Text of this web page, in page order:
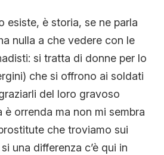
esiste, è storia, se ne parla
nulla a che vedere con le
si tratta di donne per lo
che si offrono ai soldati
del loro gravoso
è orrenda ma non mi sembra
che troviamo sui
una differenza c’è qui in